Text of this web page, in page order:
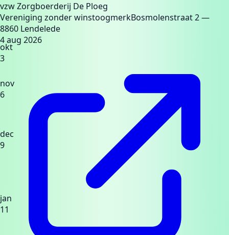
okt
3
nov
6
dec
9
jan
11
vzw Zorgboerderij De Ploeg
Vereniging zonder winstoogmerkBosmolenstraat 2—
8860 Lendelede
4 aug 2026